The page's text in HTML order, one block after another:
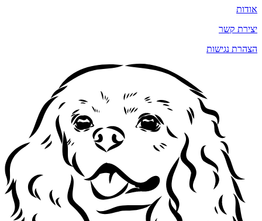
אודות
יצירת קשר
הצהרת נגישות